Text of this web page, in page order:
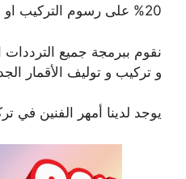
20% على رسوم التركيب او البرمجة .
نقوم ببرمجة جميع
و تركيب و توليف الأقمار
يوجد لدينا أمهر الفنين في